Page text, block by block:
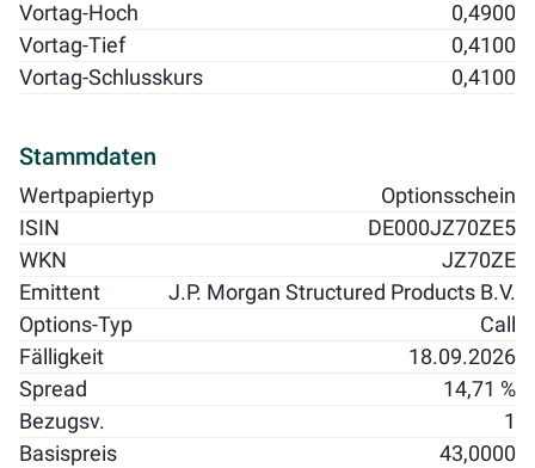
Vortag-Hoch
0,4900
Vortag-Tief
0,4100
Vortag-Schlusskurs
0,4100
Stammdaten
Wertpapiertyp
Optionsschein
ISIN
DE000JZ70ZE5
WKN
JZ70ZE
Emittent
J.P. Morgan Structured Products B.V.
Options-Typ
Call
Fälligkeit
18.09.2026
Spread
14,71 %
Bezugsv.
1
Basispreis
43,0000